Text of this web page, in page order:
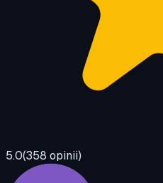
5.0(358 opinii)